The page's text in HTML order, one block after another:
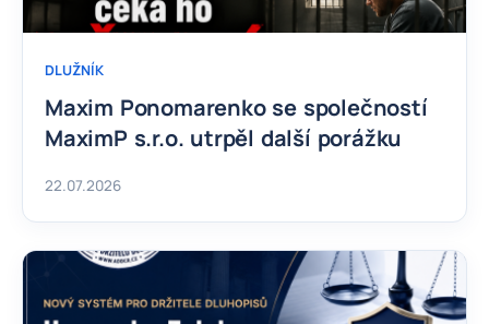
DLUŽNÍK
Maxim Ponomarenko se společností
MaximP s.r.o. utrpěl další porážku
22.07.2026